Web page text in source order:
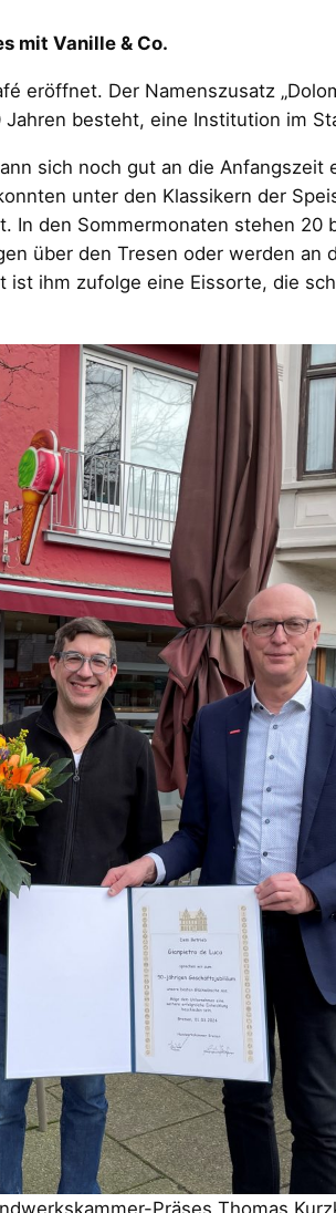
mit Vanille & Co.
eröffnet. Der Namenszusatz
besteht, eine Institution im
sich noch gut an die Anfangszeit
unter den Klassikern der
den Sommermonaten stehen 20
über den Tresen oder werden an
ihm zufolge eine Eissorte, die
Präses Thomas